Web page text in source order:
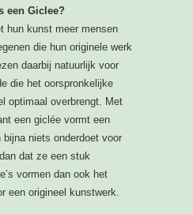
een Giclee?
hun kunst meer mensen
die hun originele werk
daarbij natuurlijk voor
die het oorspronkelijke
optimaal overbrengt. Met
een giclée vormt een
bijna niets onderdoet voor
dat ze een stuk
vormen dan ook het
een origineel kunstwerk.